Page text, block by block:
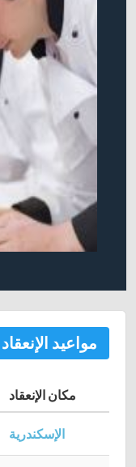
مواعيد
مكان الإنعقاد
الإسكندرية